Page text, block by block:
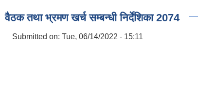
वैठक तथा भ्रमण खर्च सम्बन्धी निर्देशिका 2074
Submitted on: Tue, 06/14/2022 - 15:11